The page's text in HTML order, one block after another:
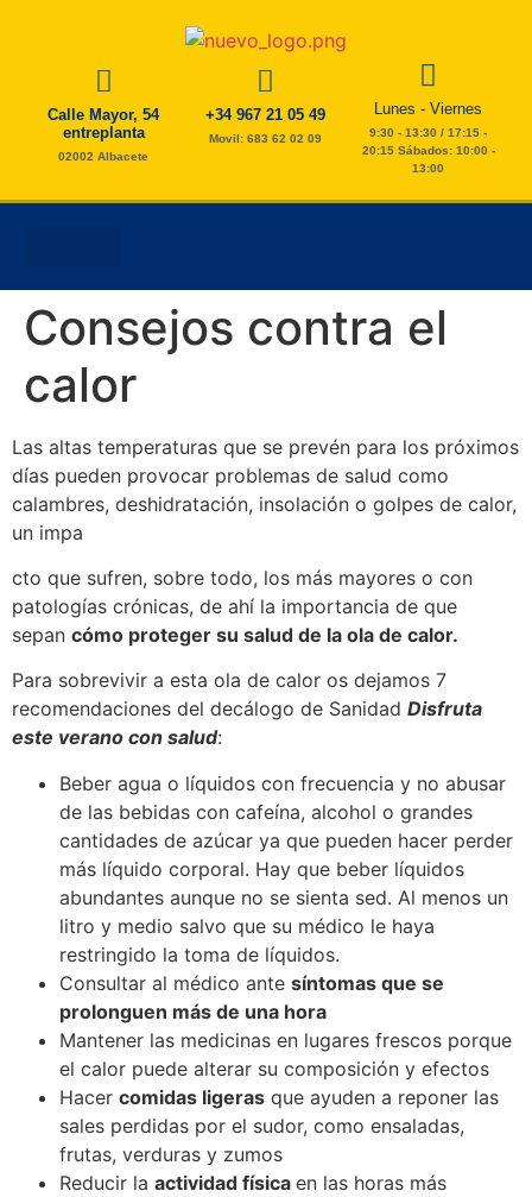
Calle Mayor, 54
entreplanta
02002 Albacete
+34 967 21 05 49
Movil: 683 62 02 09
Lunes - Viernes
9:30 - 13:30 / 17:15 -
20:15 Sábados: 10:00 -
13:00
Consejos contra el
calor
Las altas temperaturas que se prevén para los próximos
días pueden provocar problemas de salud como
calambres, deshidratación, insolación o golpes de calor,
un impa
cto que sufren, sobre todo, los más mayores o con
patologías crónicas, de ahí la importancia de que
sepan cómo proteger su salud de la ola de calor.
Para sobrevivir a esta ola de calor os dejamos 7
recomendaciones del decálogo de Sanidad Disfruta
este verano con salud:
Beber agua o líquidos con frecuencia y no abusar
de las bebidas con cafeína, alcohol o grandes
cantidades de azúcar ya que pueden hacer perder
más líquido corporal. Hay que beber líquidos
abundantes aunque no se sienta sed. Al menos un
litro y medio salvo que su médico le haya
restringido la toma de líquidos.
Consultar al médico ante síntomas que se
prolonguen más de una hora
Mantener las medicinas en lugares frescos porque
el calor puede alterar su composición y efectos
Hacer comidas ligeras que ayuden a reponer las
sales perdidas por el sudor, como ensaladas,
frutas, verduras y zumos
Reducir la actividad física en las horas más